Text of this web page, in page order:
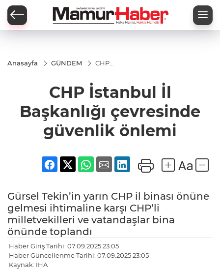
Anasayfa GÜNDEM
CHP
çevresinde
güvenlik
CHP İstanbul İl
Başkanlığı çevresinde
güvenlik önlemi
Gürsel Tekin’in yarın CHP il binası önüne
gelmesi ihtimaline karşı CHP’li
milletvekilleri ve vatandaşlar bina
önünde toplandı
Haber Giriş Tarihi: 07.09.2025 23:05
Haber Güncellenme Tarihi: 07.09.2025 23:05
Kaynak: İHA